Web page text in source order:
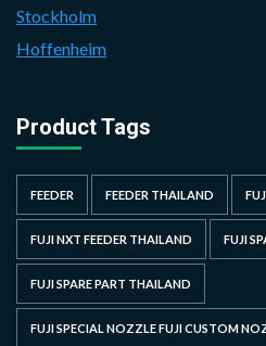
Stockholm
Hoffenheim
Product Tags
FEEDER FEEDER THAILAND
FUJI NXT FEEDER THAILAND FUJI
FUJI SPARE PART THAILAND
FUJI SPECIAL NOZZLE FUJI CUSTOM